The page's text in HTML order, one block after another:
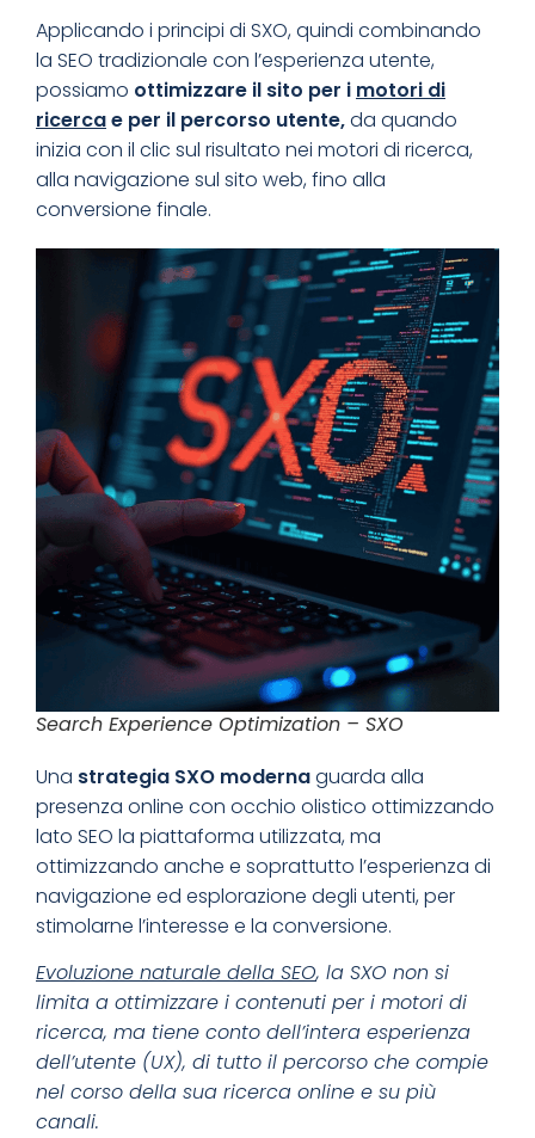
Applicando i principi di SXO, quindi combinando
la SEO tradizionale con l’esperienza utente,
possiamo ottimizzare il sito per i motori di
ricercae per il percorso utente,da quando
inizia con il clic sul risultato nei motori di ricerca,
alla navigazione sul sito web, fino alla
conversione finale.
Search Experience Optimization – SXO
Una strategia SXO modernaguarda alla
presenza online con occhio olistico ottimizzando
lato SEO la piattaforma utilizzata, ma
ottimizzando anche e soprattutto l’esperienza di
navigazione ed esplorazione degli utenti, per
stimolarne l’interesse e la conversione.
Evoluzione naturale della SEO, la SXO non si
limita a ottimizzare i contenuti per i motori di
ricerca, ma tiene conto dell’intera esperienza
dell’utente (UX), di tutto il percorso che compie
nel corso della sua ricerca online e su più
canali.